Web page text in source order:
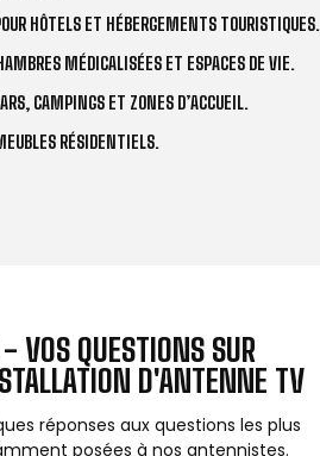
HÔTELS ET HÉBERGEMENTS TOURISTIQUES.
MÉDICALISÉES ET ESPACES DE VIE.
CAMPINGS ET ZONES D’ACCUEIL.
RÉSIDENTIELS.
VOS QUESTIONS SUR
D'ANTENNE TV
réponses aux questions les plus
posées à nos antennistes.